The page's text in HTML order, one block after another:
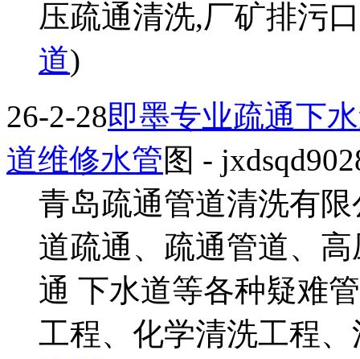
压疏通清洗,厂矿排污
道)
26-2-28即墨专业疏通下
道维修水管图 -
青岛疏通管道清洗有
道疏通、疏通管道、
通 下水道等各种疑难
工程、化学清洗工程